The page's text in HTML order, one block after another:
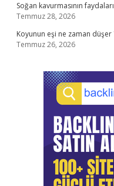
Soğan kavurmasının
Temmuz 28, 2026
Koyunun eşi ne zaman düşer
Temmuz 26, 2026